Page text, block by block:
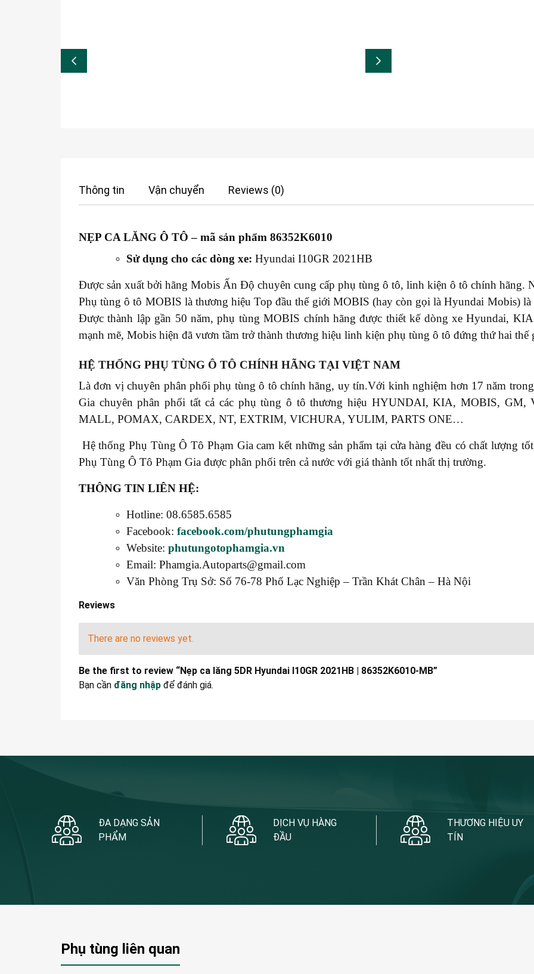
Thông tin Vận chuyển Reviews (0)
NẸP CA LĂNG Ô TÔ– mã sản phẩm 86352K6010
Sử dụng cho các dòng xe: Hyundai I10GR 2021HB
Được sản xuất bởi hãng Mobis Ấn Độ chuyên cung cấp phụ tùng ô tô, linh kiện ô tô chính hãng.
Phụ tùng ô tô MOBIS là thương hiệu Top đầu thế giới MOBIS (hay còn gọi là Hyundai Mobis)
Được thành lập gần 50 năm, phụ tùng MOBIS chính hãng được thiết kế dòng xe Hyundai,
mạnh mẽ, Mobis hiện đã vươn tầm trở thành thương hiệu linh kiện phụ tùng ô tô đứng thứ hai thế
HỆ THỐNG PHỤ TÙNG Ô TÔ CHÍNH HÃNG TẠI VIỆT NAM
Là đơn vị chuyên phân phối phụ tùng ô tô chính hãng, uy tín.Với kinh nghiệm hơn 17 năm
Gia chuyên phân phối tất cả các phụ tùng ô tô thương hiệu HYUNDAI, KIA, MOBIS, GM,
MALL, POMAX, CARDEX, NT, EXTRIM, VICHURA, YULIM, PARTS ONE…
Hệ thống Phụ Tùng Ô Tô Phạm Gia cam kết những sản phẩm tại cửa hàng đều có chất lượng
Phụ Tùng Ô Tô Phạm Gia được phân phối trên cả nước với giá thành tốt nhất thị trường.
THÔNG TIN LIÊN HỆ:
Hotline: 08.6585.6585
Facebook: facebook.com/phutungphamgia
Website: phutungotophamgia.vn
Email: Phamgia.Autoparts@gmail.com
Văn Phòng Trụ Sở: Số 76-78 Phố Lạc Nghiệp – Trần Khát Chân – Hà Nội
Reviews
There are no reviews yet.
Be the first to review “Nẹp ca lăng 5DR Hyundai I10GR 2021HB | 86352K6010-MB”
Bạn cần đăng nhập để đánh giá.
ĐA DẠNG SẢN
PHẨM
DỊCH VỤ HÀNG
ĐẦU
THƯƠNG HIỆU UY
TÍN
Phụ tùng liên quan